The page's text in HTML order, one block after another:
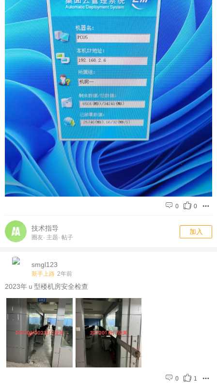
0
0
加入
技术指导
圈友· 主题· 帖子
smgl123
新手上路 2年前
2023年ｕ型楼机房安全检查
1
0